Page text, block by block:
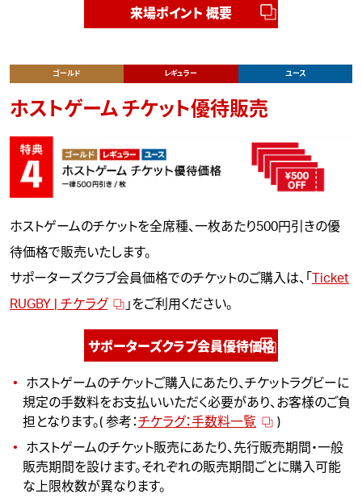
来場ポイント 概要
ゴールド レギュラー ユース
ホストゲーム チケット優待販売
ホストゲームのチケットを全席種、一枚あたり500円引きの優
待価格で販売いたします。
サポーターズクラブ会員価格でのチケットのご購入は、「
Ticket
RUGBY | チケラグ
」をご利用ください。
サポーターズクラブ会員優待価格
ホストゲームのチケットご購入にあたり、チケットラグビーに
規定の手数料をお支払いいただく必要があり、お客様のご負
担となります。( 参考：チケラグ：手数料一覧
)
ホストゲームのチケット販売にあたり、先行販売期間・一般
販売期間を設けます。それぞれの販売期間ごとに購入可能
な上限枚数が異なります。